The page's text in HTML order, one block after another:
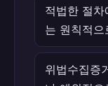
적법한 절
는 원칙적
위법수집증